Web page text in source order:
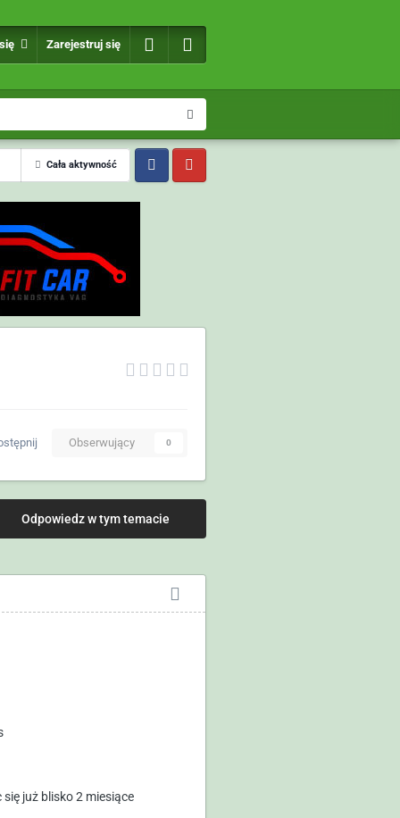
Zarejestruj się
Cała aktywność
Obserwujący 0
Odpowiedz w tym temacie
już blisko 2 miesiące